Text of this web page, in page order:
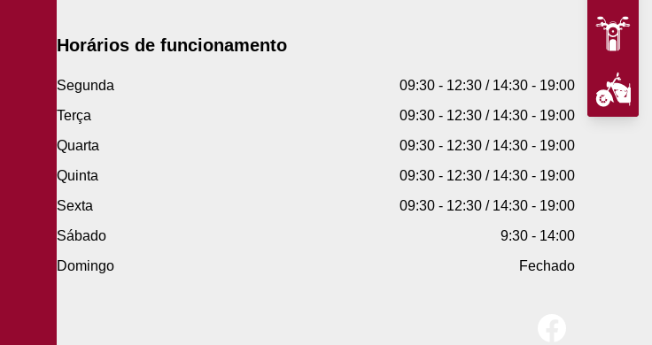
Horários de funcionamento
Segunda
09:30 - 12:30 / 14:30 - 19:00
Terça
09:30 - 12:30 / 14:30 - 19:00
Quarta
09:30 - 12:30 / 14:30 - 19:00
Quinta
09:30 - 12:30 / 14:30 - 19:00
Sexta
09:30 - 12:30 / 14:30 - 19:00
Sábado
9:30 - 14:00
Domingo
Fechado